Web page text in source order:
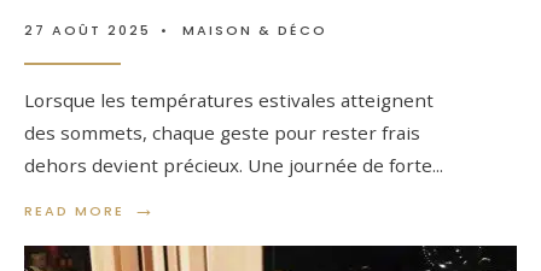
27 AOÛT 2025 • MAISON & DÉCO
Lorsque les températures estivales atteignent
des sommets, chaque geste pour rester frais
dehors devient précieux. Une journée de forte...
READ MORE →